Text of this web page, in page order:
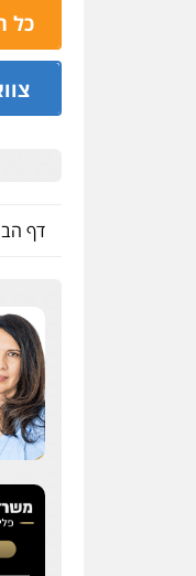
כלהחשוד בקשירת
בתיק נצרת וארגון בכרי
דף